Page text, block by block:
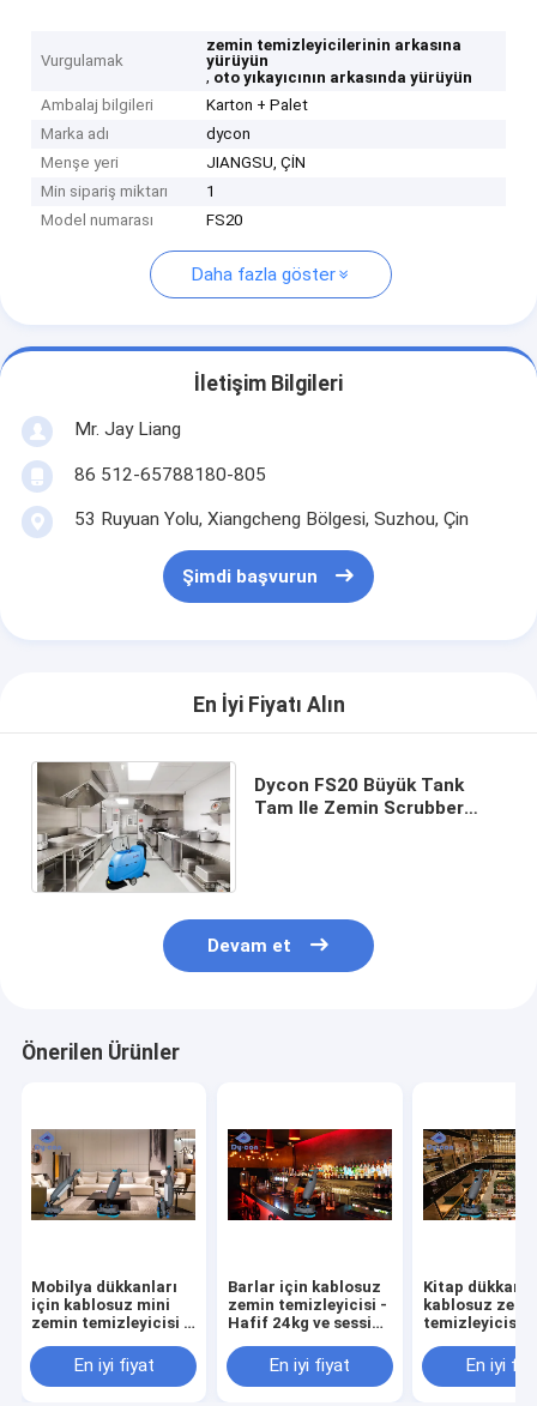
Vurgulamak
zemin temizleyicilerinin arkasına
yürüyün
, oto yıkayıcının arkasında yürüyün
Ambalaj bilgileri
Karton + Palet
Marka adı
dycon
Menşe yeri
JIANGSU, ÇİN
Min sipariş miktarı
1
Model numarası
FS20
Daha fazla göster
İletişim Bilgileri
Mr. Jay Liang
86 512-65788180-805
53 Ruyuan Yolu, Xiangcheng Bölgesi, Suzhou, Çin
Şimdi başvurun
En İyi Fiyatı Alın
Dycon FS20 Büyük Tank
Tam Ile Zemin Scrubber
Devam et
Önerilen Ürünler
Mobilya dükkanları
için kablosuz mini
zemin temizleyicisi -
temizlikEn iyi fiyat
Barlar için kablosuz
zemin temizleyicisi -
Hafif 24kg ve sessiz
En iyi fiyat
Kitap
kablosuz
temizleyicisi -
süresi ve çizgi
olmayan
En iyi